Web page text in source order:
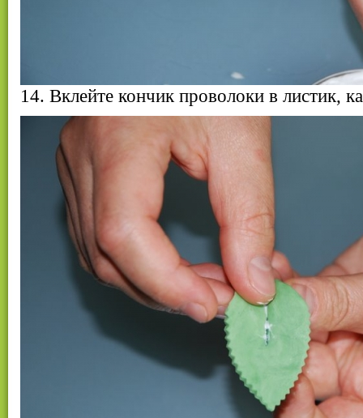
14. Вклейте кончик проволоки в листик,